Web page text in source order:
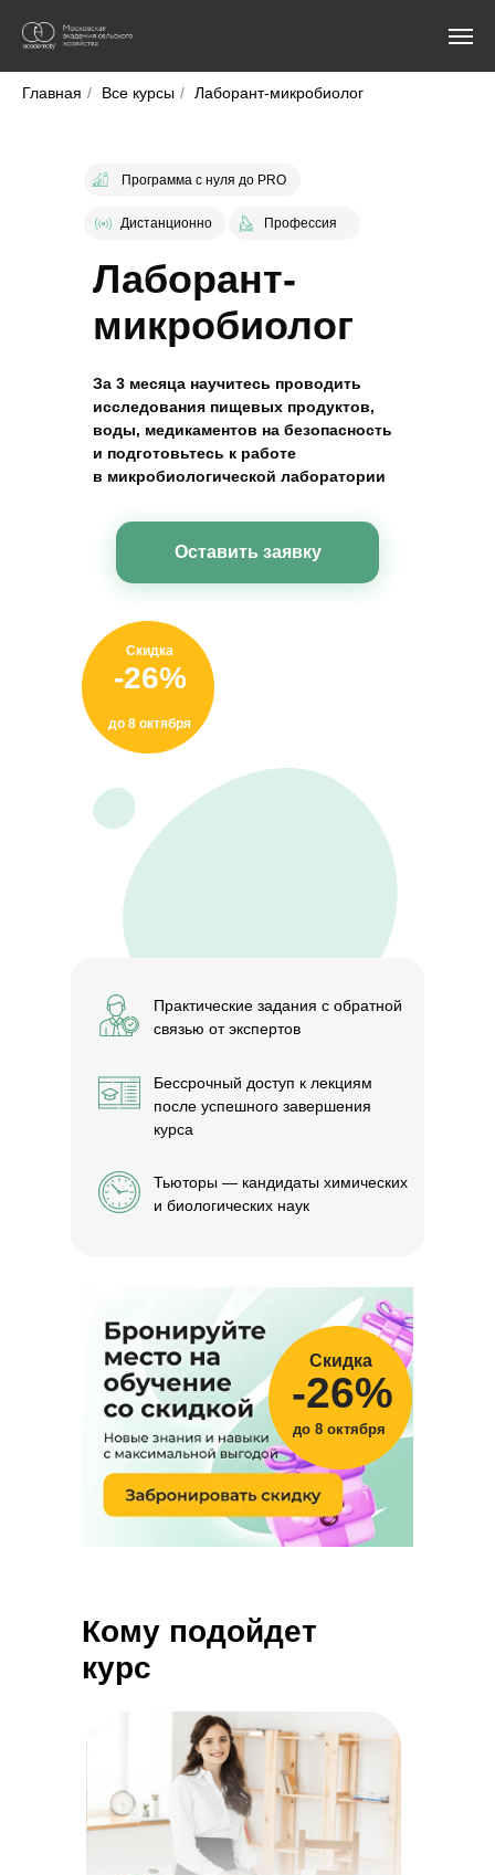
Главная / Все курсы / Лаборант-микробиолог
Практические задания с обратной
связью от экспертов
Бессрочный доступ к лекциям
после успешного завершения
курса
Тьюторы — кандидаты химических
и биологических наук
Скидка
до 8 октября
-26%
Дистанционно
Лаборант-
микробиолог
За 3 месяца научитесь проводить
исследования пищевых продуктов,
воды, медикаментов на безопасность
и подготовьтесь к работе
в микробиологической лаборатории
Оставить заявку
Программа с нуля до PRO
Профессия
Скидка
до 8 октября
-26%
Кому подойдет
курс